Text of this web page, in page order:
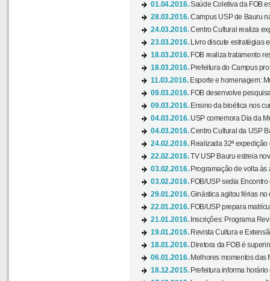
01.04.2016.Saúde Coletiva da FOB
28.03.2016.Campus USP de Bauru
24.03.2016.Centro Cultural realiza
23.03.2016.
Livro discute estratégias
18.03.2016. FOB realiza tratamento
18.03.2016. Prefeitura do Campus
11.03.2016. Esporte e homenagem:
09.03.2016. FOB desenvolve
09.03.2016. Ensino da bioética nos
04.03.2016. USP comemora Dia da
04.03.2016.Centro Cultural da USP
24.02.2016. Realizada 32ª
22.02.2016.TV USP Bauru estreia
03.02.2016. Programação de volta às
03.02.2016. FOB/USP sedia
29.01.2016.Ginástica agitou férias no
22.01.2016. FOB/USP prepara
21.01.2016. Inscrições: Programa
19.01.2016. Revista Cultura e
18.01.2016. Diretora da FOB é
06.01.2016. Melhores momentos das
18.12.2015. Prefeitura informa